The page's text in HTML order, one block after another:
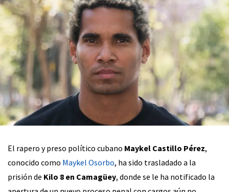
El rapero y preso político cubano Maykel Castillo Pérez,
conocido como Maykel Osorbo, ha sido trasladado a la
prisión de Kilo 8 en Camagüey, donde se le ha notificado la